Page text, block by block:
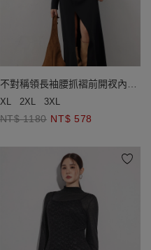
不對稱領長袖腰抓褶前開衩內刷
毛BRA長洋裝
XL 2XL 3XL
NT$ 1180 NT$ 578